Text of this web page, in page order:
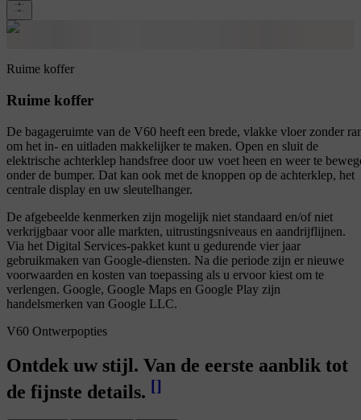
Ruime koffer
Ruime koffer
De bagageruimte van de V60 heeft een brede, vlakke vloer zonder
om het in- en uitladen makkelijker te maken. Open en sluit de
elektrische achterklep handsfree door uw voet heen en weer te
onder de bumper. Dat kan ook met de knoppen op de achterklep, het
centrale display en uw sleutelhanger.
De afgebeelde kenmerken zijn mogelijk niet standaard en/of niet
verkrijgbaar voor alle markten, uitrustingsniveaus en aandrijflijnen.
Via het Digital Services-pakket kunt u gedurende vier jaar
gebruikmaken van Google-diensten. Na die periode zijn er nieuwe
voorwaarden en kosten van toepassing als u ervoor kiest om te
verlengen. Google, Google Maps en Google Play zijn
handelsmerken van Google LLC.
V60 Ontwerpopties
Ontdek uw stijl. Van de eerste aanblik tot
de fijnste details. []